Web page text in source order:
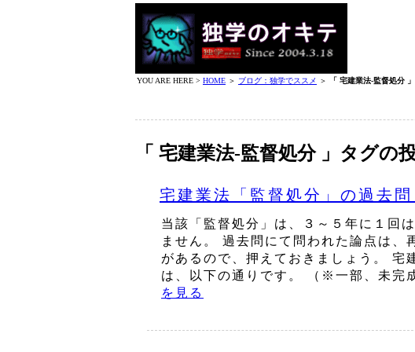
YOU ARE HERE > HOME ＞ ブログ：独学でススメ ＞ 「 宅建業法‐監督処分
「 宅建業法‐監督処分 」タグの
宅建業法「監督処分」の過去問
当該「監督処分」は、３～５年に１回
ません。 過去問にて問われた論点は、
があるので、押えておきましょう。 宅
は、以下の通りです。 （※一部、未完
を見る